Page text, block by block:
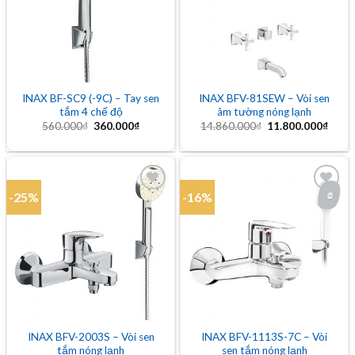
INAX BF-SC9 (-9C) – Tay sen
tắm 4 chế độ
560.000₫ Giá
560.000₫.
360.000₫Giá
là:
360.000₫.
INAX BFV-81SEW – Vòi sen
âm tường nóng lạnh
14.860.000₫ Giá
14.860.000₫.
11.800.000₫Giá
là:
-25%
Add to
wishlist
INAX BFV-2003S – Vòi sen
tắm nóng lạnh
-16%
wishlist
INAX BFV-1113S-7C – Vòi
sen tắm nóng lạnh